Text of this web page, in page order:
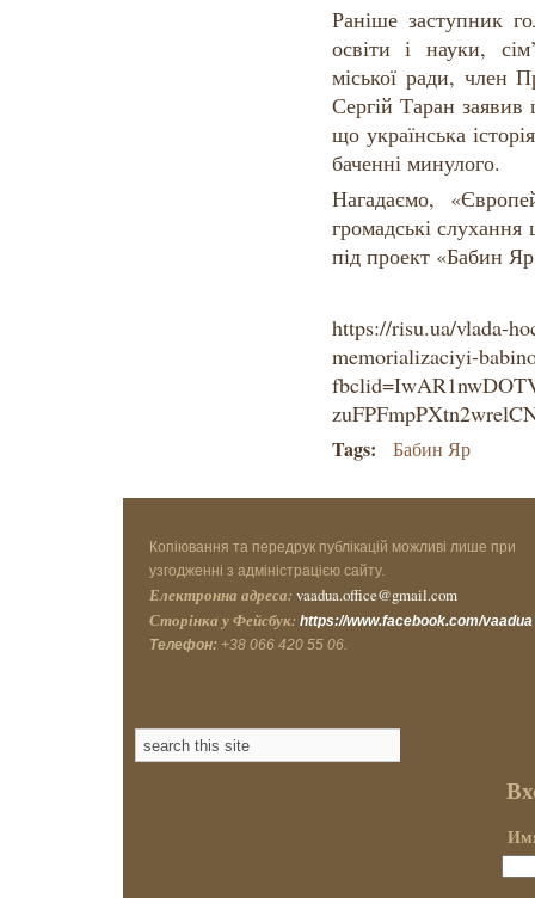
Раніше заступник
освіти і науки,
міської ради, член
Сергій Таран
що українська
баченні минулого.
Нагадаємо,
громадські
під проект «Бабин
https://risu.ua/vlada-
memorializaciyi-
Tags: Бабин Яр
Копіювання та передрук публікацій можливі лише при
узгодженні з адміністрацією сайту.
Електронна адреса: vaadua.office@gmail.com
Сторінка у Фейсбук: https://www.facebook.com/vaadua
Телефон: +38 066 420 55 06.